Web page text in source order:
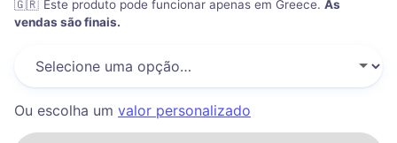
🇬🇷 Este produto pode funcionar apenas em Greece. As
vendas são finais.
Ou escolha um valor personalizado